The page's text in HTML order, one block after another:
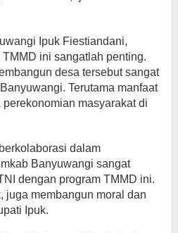
Ipuk Fiestiandani,
ini sangatlah penting.
desa tersebut sangat
Terutama manfaat
masyarakat di
dalam
Banyuwangi sangat
dengan program TMMD ini.
juga membangun moral dan
Ipuk.